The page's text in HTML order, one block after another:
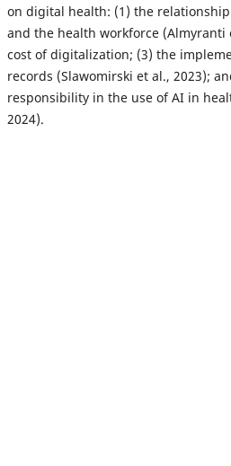
on digital health: (1) the
and the health workforce (Almyranti
cost of digitalization; (3) the
records (Slawomirski et al., 2023);
responsibility in the use of AI in
2024).